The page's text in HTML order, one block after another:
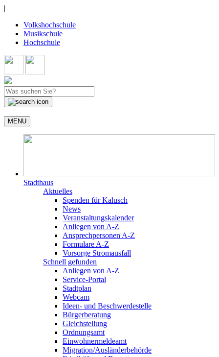
|
Volkshochschule
Musikschule
Hochschule
MENU
Stadthaus
Aktuelles
Spenden für Kalusch
News
Veranstaltungskalender
Anliegen von A-Z
Ansprechpersonen A-Z
Formulare A-Z
Vorsorge Stromausfall
Schnell gefunden
Anliegen von A-Z
Service-Portal
Stadtplan
Webcam
Ideen- und Beschwerdestelle
Bürgerberatung
Gleichstellung
Ordnungsamt
Einwohnermeldeamt
Migration/Ausländerbehörde